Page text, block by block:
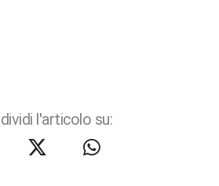
l'articolo su: